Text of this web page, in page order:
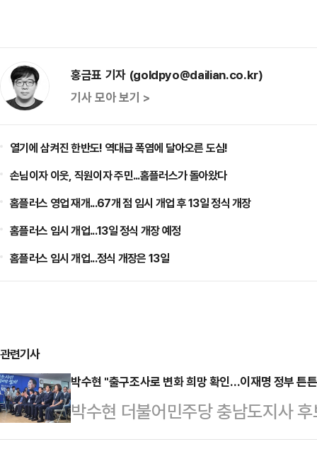
홍금표 기자 (goldpyo@dailian.co.kr)
기사 모아 보기 >
열기에 삼켜진 한반도! 역대급 폭염에 달아오른 도심!
손님이자 이웃, 직원이자 주민...홈플러스가 돌아왔다
홈플러스 영업 재개...67개 점 임시 개업 후 13일 정식 개장
홈플러스 임시 개업...13일 정식 개장 예정
홈플러스 임시 개업...정식 개장은 13일
관련기사
박수현 "출구조사로 변화 희망 확인…이재명 정부 튼
박수현 더불어민주당 충남도지사
된 방송 3사 출구조사 결과와 관련